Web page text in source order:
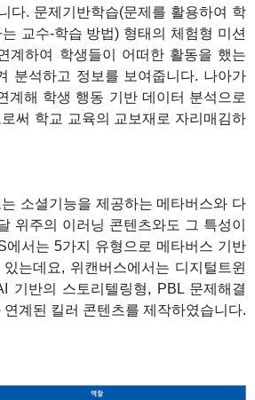
다. 문제기반학습(문제를 활용하여 학
교수-학습 방법) 형태의 체험형 미션
계하여 학생들이 어떠한 활동을 했는
분석하고 정보를 보여줍니다. 나아가
계해 학생 행동 기반 데이터 분석으로
써 학교 교육의 교보재로 자리매김하
소셜기능을 제공하는 메타버스와 다
위주의 이러닝 콘텐츠와도 그 특성이
에서는 5가지 유형으로 메타버스 기반
는데요, 위캔버스에서는 디지털트윈
기반의 스토리텔링형, PBL 문제해결
계된 킬러 콘텐츠를 제작하였습니다.